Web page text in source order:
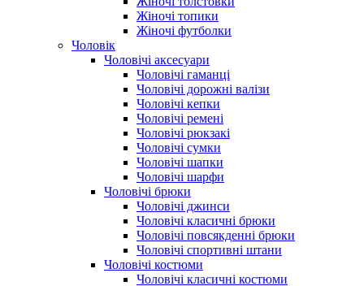
Жіночі топики
Жіночі футболки
Чоловік
Чоловічі аксесуари
Чоловічі гаманці
Чоловічі дорожні валізи
Чоловічі кепки
Чоловічі ремені
Чоловічі рюкзакі
Чоловічі сумки
Чоловічі шапки
Чоловічі шарфи
Чоловічі брюки
Чоловічі джинси
Чоловічі класичні брюки
Чоловічі повсякденні брюки
Чоловічі спортивні штани
Чоловічі костюми
Чоловічі класичні костюми